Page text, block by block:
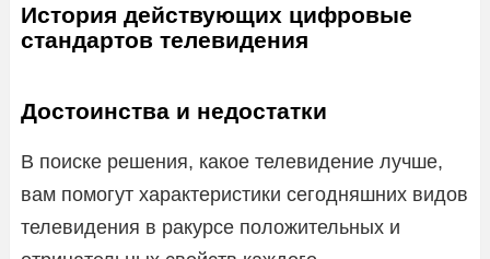
История действующих цифровые
стандартов телевидения
Достоинства и недостатки
В поиске решения, какое телевидение лучше,
вам помогут характеристики сегодняшних видов
телевидения в ракурсе положительных и